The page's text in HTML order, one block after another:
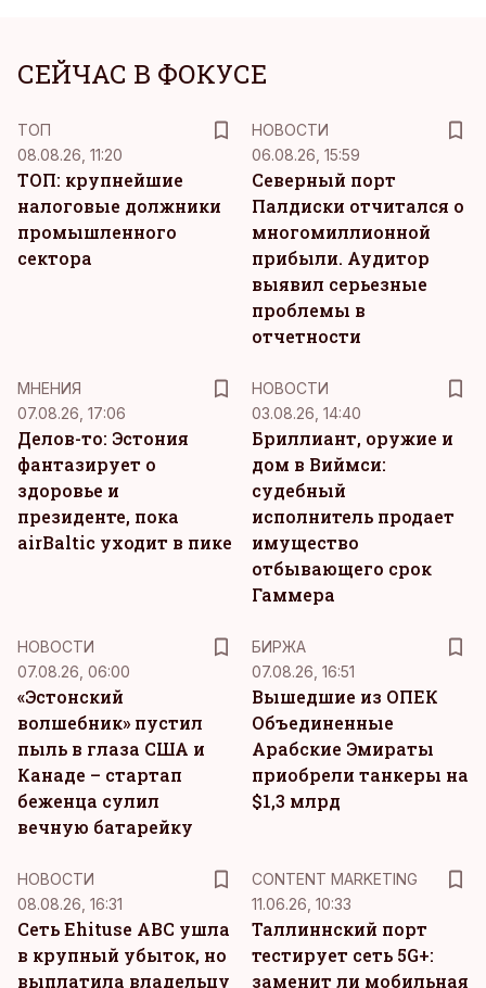
СЕЙЧАС В ФОКУСЕ
ТОП
08.08.26, 11:20
ТОП: крупнейшие
налоговые должники
промышленного
сектора
НОВОСТИ
06.08.26, 15:59
Северный порт
Палдиски отчитался о
многомиллионной
прибыли. Аудитор
выявил серьезные
проблемы в
отчетности
MНЕНИЯ
07.08.26, 17:06
Делов-то: Эстония
фантазирует о
здоровье и
президенте, пока
airBaltic уходит в пике
НОВОСТИ
03.08.26, 14:40
Бриллиант, оружие и
дом в Виймси:
судебный
исполнитель продает
имущество
отбывающего срок
Гаммера
НОВОСТИ
07.08.26, 06:00
«Эстонский
волшебник» пустил
пыль в глаза США и
Канаде – стартап
беженца сулил
вечную батарейку
БИРЖА
07.08.26, 16:51
Вышедшие из ОПЕК
Объединенные
Арабские Эмираты
приобрели танкеры на
$1,3 млрд
НОВОСТИ
08.08.26, 16:31
Сеть Ehituse ABC ушла
в крупный убыток, но
выплатила владельцу
CONTENT MARKETING
11.06.26, 10:33
Таллиннский порт
тестирует сеть 5G+:
заменит ли мобильная